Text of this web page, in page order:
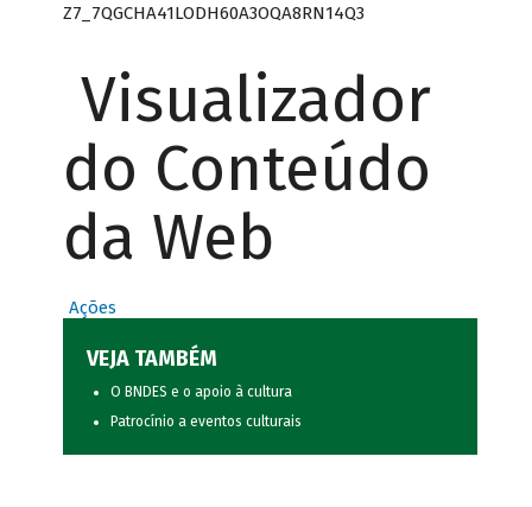
Z7_7QGCHA41LODH60A3OQA8RN14Q3
Visualizador
do Conteúdo
da Web
Ações
VEJA TAMBÉM
O BNDES e o apoio à cultura
Patrocínio a eventos culturais